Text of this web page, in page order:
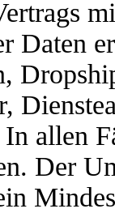
Daten
allen
Der